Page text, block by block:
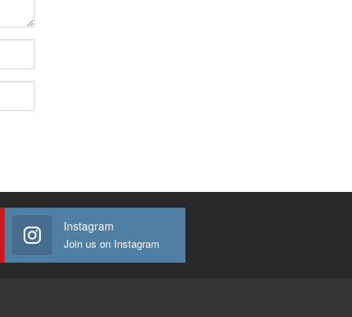
Instagram
Join us on Instagram